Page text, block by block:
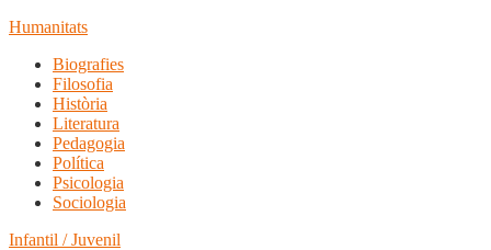
Humanitats
Biografies
Filosofia
Història
Literatura
Pedagogia
Política
Psicologia
Sociologia
Infantil / Juvenil